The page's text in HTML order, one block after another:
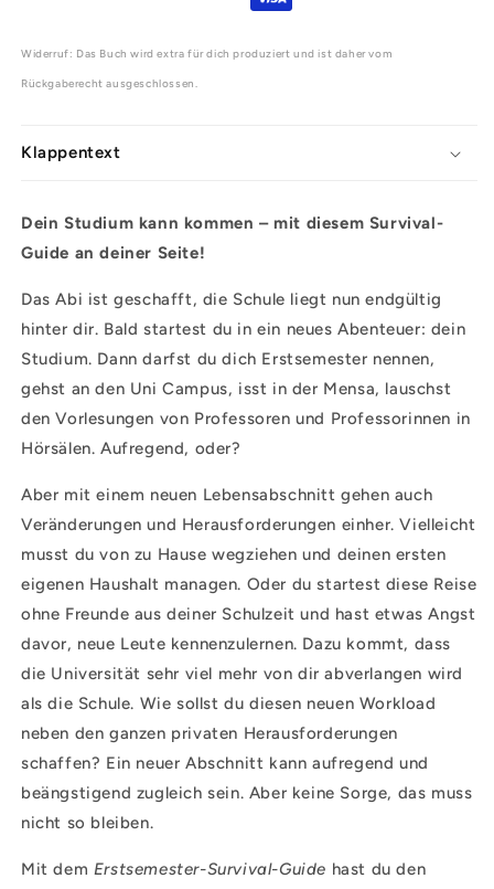
Widerruf: Das Buch wird extra für dich produziert und ist daher vom
Rückgaberecht ausgeschlossen.
Klappentext
Dein Studium kann kommen – mit diesem Survival-
Guide an deiner Seite!
Das Abi ist geschafft, die Schule liegt nun endgültig
hinter dir. Bald startest du in ein neues Abenteuer: dein
Studium. Dann darfst du dich Erstsemester nennen,
gehst an den Uni Campus, isst in der Mensa, lauschst
den Vorlesungen von Professoren und Professorinnen in
Hörsälen. Aufregend, oder?
Aber mit einem neuen Lebensabschnitt gehen auch
Veränderungen und Herausforderungen einher. Vielleicht
musst du von zu Hause wegziehen und deinen ersten
eigenen Haushalt managen. Oder du startest diese Reise
ohne Freunde aus deiner Schulzeit und hast etwas Angst
davor, neue Leute kennenzulernen. Dazu kommt, dass
die Universität sehr viel mehr von dir abverlangen wird
als die Schule. Wie sollst du diesen neuen Workload
neben den ganzen privaten Herausforderungen
schaffen? Ein neuer Abschnitt kann aufregend und
beängstigend zugleich sein. Aber keine Sorge, das muss
nicht so bleiben.
Mit dem Erstsemester-Survival-Guide hast du den